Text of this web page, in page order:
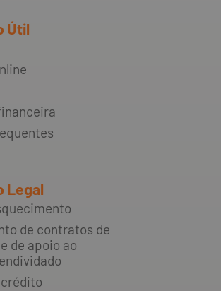
Útil
Legal
de contratos de
de apoio ao